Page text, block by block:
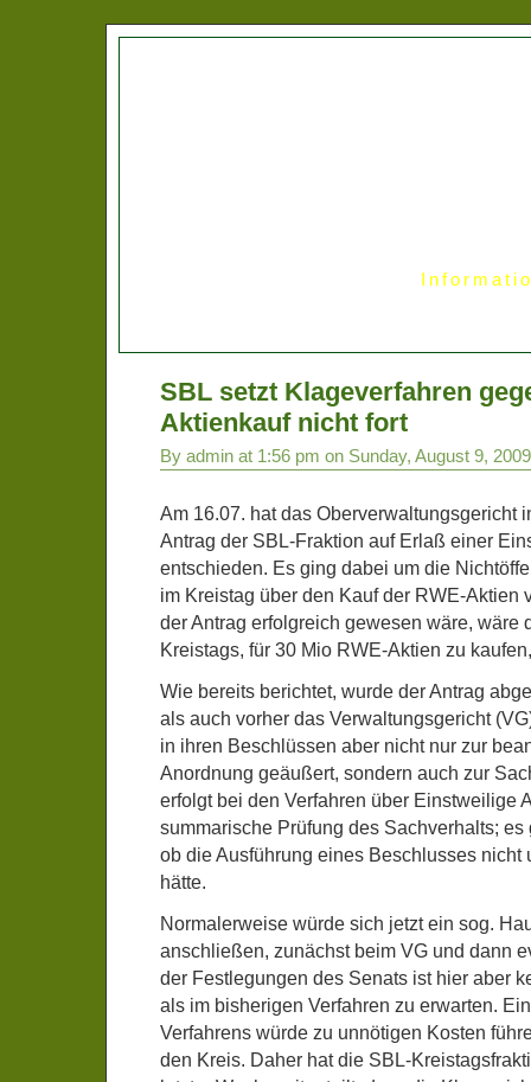
SBL setzt Klageverfahren
Aktienkauf nicht fort
By admin at 1:56 pm on Sunday, August 9, 2009
Am 16.07. hat das Oberverwaltungsgericht
Antrag der SBL-Fraktion auf Erlaß einer
entschieden. Es ging dabei um die
im Kreistag über den Kauf der RWE-Aktien
der Antrag erfolgreich gewesen wäre, wäre
Kreistags, für 30 Mio RWE-Aktien zu
Wie bereits berichtet, wurde der Antrag
als auch vorher das Verwaltungsgericht
in ihren Beschlüssen aber nicht nur zur
Anordnung geäußert, sondern auch zur
erfolgt bei den Verfahren über Einstweilige
summarische Prüfung des Sachverhalts; es
ob die Ausführung eines Beschlusses nicht
hätte.
Normalerweise würde sich jetzt ein sog.
anschließen, zunächst beim VG und dann
der Festlegungen des Senats ist hier aber
als im bisherigen Verfahren zu erwarten.
Verfahrens würde zu unnötigen Kosten
den Kreis. Daher hat die SBL-